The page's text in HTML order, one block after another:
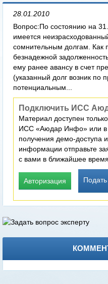
28.01.2010
Вопрос:По состоянию на
имеется
сомнительным долгам. Как
безнадежной
ему ранее авансу в счет
(указанный долг возник по
потенциальным...
Подключить ИСС
Материал доступен
ИСС «Аюдар Инфо» или в
получения демо-доступа
информации отправьте
с вами в ближайшее время.
Авторизация Подать